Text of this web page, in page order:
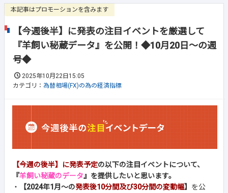
本記事はプロモーションを含みます
【今週後半】に発表の注目イベントを厳選して
『羊飼い秘蔵データ』を公開！◆10月20日～の週
号◆
2025年10月22日15:05
カテゴリ： 為替相場(FX)の為の経済指標
【今週の後半】に発表予定の以下の注目イベントについて、
『羊飼い秘蔵のデータ』を提供したいと思います。
・
【2024年1月～の発表後10分間及び30分間の変動幅】 を公